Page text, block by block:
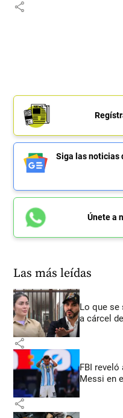
share
Siga las noticias
Únete a
Las más leídas
Lo que se
a cárcel
share
FBI
Messi en
share